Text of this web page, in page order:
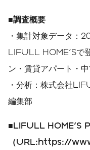
■調査概要
・集計対象データ：
LIFULL HOME'Sで
ン・賃貸アパート・
・分析：株式会社
編集部
■LIFULL HOME'S
（URL:https://